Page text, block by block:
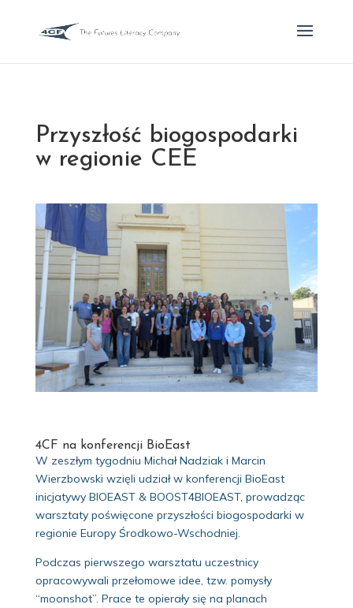
Przyszłość biogospodarki
w regionie CEE
4CF na konferencji BioEast
W zeszłym tygodniu Michał Nadziak i Marcin
Wierzbowski wzięli udział w konferencji BioEast
inicjatywy BIOEAST & BOOST4BIOEAST, prowadząc
warsztaty poświęcone przyszłości biogospodarki w
regionie Europy Środkowo-Wschodniej.
Podczas pierwszego warsztatu uczestnicy
opracowywali przełomowe idee, tzw. pomysły
“moonshot”. Prace te opierały się na planach